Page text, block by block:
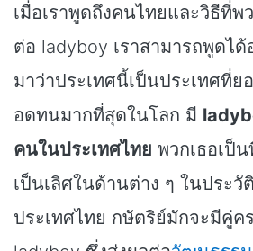
เมื่อเราพูดถึงคนไทยและวิธีที่พ
ต่อ ladyboy เราสามารถพูดได้
มาว่าประเทศนี้เป็นประเทศที่
อดทนมากที่สุดในโลก มี
คนในประเทศไทย พวกเธอเป็
เป็นเลิศในด้านต่าง ๆ ในประวั
ประเทศไทย กษัตริย์มักจะมีคู่ค